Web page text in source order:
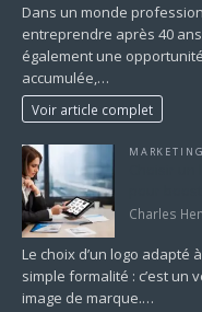
Dans un monde
entreprendre après 40
également une
accumulée,…
Voir article complet
Charles
Le choix d’un logo adapté
simple formalité : c’est
image de marque.…